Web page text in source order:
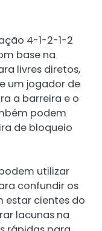
4-1-2-1-2
base na
livres diretos,
um jogador de
a barreira e o
podem
de bloqueio
utilizar
confundir os
estar cientes do
lacunas na